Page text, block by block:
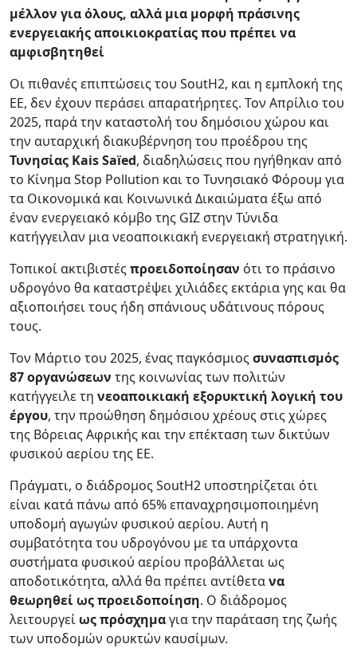
μέλλον για όλους, αλλά μια μορφή πράσινης
ενεργειακής αποικιοκρατίας που πρέπει να
αμφισβητηθεί
Οι πιθανές επιπτώσεις του SoutH2, και η εμπλοκή της
ΕΕ, δεν έχουν περάσει απαρατήρητες. Τον Απρίλιο του
2025, παρά την καταστολή του δημόσιου χώρου και
την αυταρχική διακυβέρνηση του προέδρου της
Τυνησίας Kais Saïed, διαδηλώσεις που ηγήθηκαν από
το Κίνημα Stop Pollution και το Τυνησιακό Φόρουμ για
τα Οικονομικά και Κοινωνικά Δικαιώματα έξω από
έναν ενεργειακό κόμβο της GIZ στην Τύνιδα
κατήγγειλαν μια νεοαποικιακή ενεργειακή στρατηγική.
Τοπικοί ακτιβιστέςπροειδοποίησαν ότι το πράσινο
υδρογόνο θα καταστρέψει χιλιάδες εκτάρια γης και θα
αξιοποιήσει τους ήδη σπάνιους υδάτινους πόρους
τους.
Τον Μάρτιο του 2025, ένας παγκόσμιοςσυνασπισμός
87 οργανώσεων της κοινωνίας των πολιτών
κατήγγειλε τη νεοαποικιακή εξορυκτική λογική του
έργου, την προώθηση δημόσιου χρέους στις χώρες
της Βόρειας Αφρικής και την επέκταση των δικτύων
φυσικού αερίου της ΕΕ.
Πράγματι, ο διάδρομος SoutH2 υποστηρίζεται ότι
είναι κατά πάνω από 65% επαναχρησιμοποιημένη
υποδομή αγωγών φυσικού αερίου. Αυτή η
συμβατότητα του υδρογόνου με τα υπάρχοντα
συστήματα φυσικού αερίου προβάλλεται ως
αποδοτικότητα, αλλά θα πρέπει αντίθετανα
θεωρηθεί ως προειδοποίηση. Ο διάδρομος
λειτουργείως πρόσχημαγια την παράταση της ζωής
των υποδομών ορυκτών καυσίμων.